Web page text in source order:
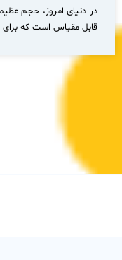
قابل مقیاس است که برای